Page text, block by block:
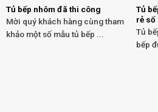
Tủ bếp nhôm đã thi công
Mời quý khách hàng cùng tham
khảo một số mẫu tủ bếp ...
Tủ
rẻ số
Tủ
bếp